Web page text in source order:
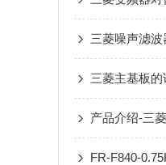
三菱噪声滤
三菱主基板